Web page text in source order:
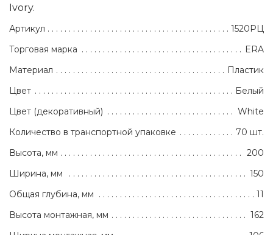
Ivory.
Артикул
1520РЦ
Торговая марка
ERA
Материал
Пластик
Цвет
Белый
Цвет (декоративный)
White
Количество в транспортной упаковке
70 шт.
Высота, мм
200
Ширина, мм
150
Общая глубина, мм
11
Высота монтажная, мм
162